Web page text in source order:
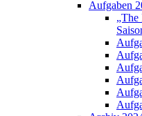
Aufgaben
„The